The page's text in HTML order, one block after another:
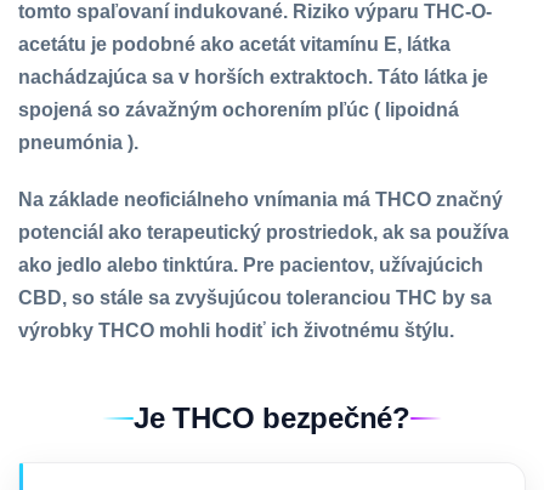
tomto spaľovaní indukované. Riziko výparu THC-O-
acetátu je podobné ako acetát vitamínu E, látka
nachádzajúca sa v horších extraktoch. Táto látka je
spojená so závažným ochorením pľúc ( lipoidná
pneumónia ).
Na základe neoficiálneho vnímania má THCO značný
potenciál ako terapeutický prostriedok, ak sa používa
ako jedlo alebo tinktúra. Pre pacientov, užívajúcich
CBD, so stále sa zvyšujúcou toleranciou THC by sa
výrobky THCO mohli hodiť ich životnému štýlu.
Je THCO bezpečné?